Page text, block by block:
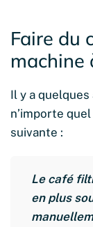
Faire du
machine
Il y a quelques
n’importe
suivante :
Le café
en plus